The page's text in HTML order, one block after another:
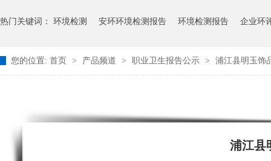
热门关键词： 环境检测 安环环境检测报告 环境检测报告 企业环
您的位置: 首页 > 产品频道 > 职业卫生报告公示 > 浦江县明玉饰
浦江县